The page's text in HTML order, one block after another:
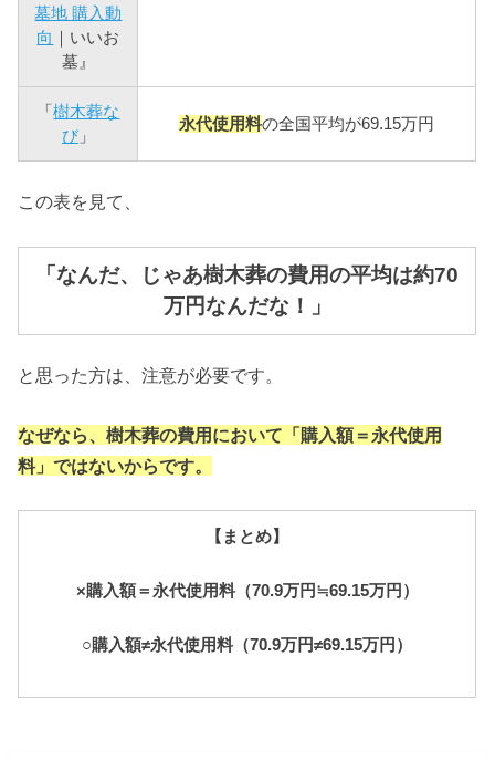
墓地 購入動
向
｜いいお
墓』
「樹木葬な
び」
永代使用料の全国平均が69.15万円
この表を見て、
「なんだ、じゃあ樹木葬の費用の平均は約70
万円なんだな！」
と思った方は、注意が必要です。
なぜなら、樹木葬の費用において「購入額＝永代使用
料」ではないからです。
【まとめ】
×購入額＝永代使用料（70.9万円≒69.15万円）
○購入額≠永代使用料（70.9万円≠69.15万円）